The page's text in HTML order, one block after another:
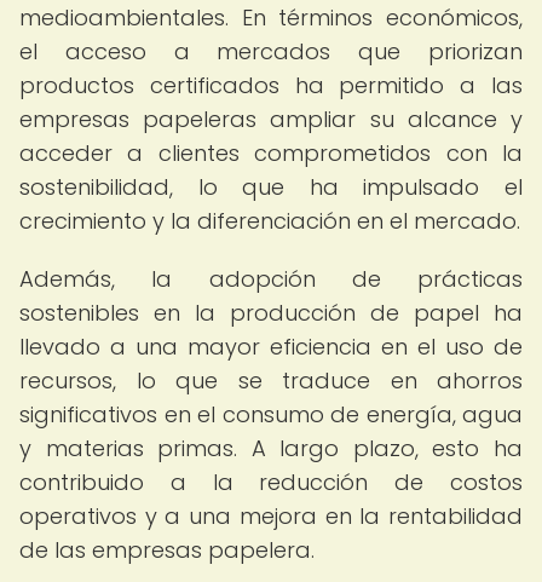
medioambientales. En términos económicos,
el acceso a mercados que priorizan
productos certificados ha permitido a las
empresas papeleras ampliar su alcance y
acceder a clientes comprometidos con la
sostenibilidad, lo que ha impulsado el
crecimiento y la diferenciación en el mercado.
Además, la adopción de prácticas
sostenibles en la producción de papel ha
llevado a una mayor eficiencia en el uso de
recursos, lo que se traduce en ahorros
significativos en el consumo de energía, agua
y materias primas. A largo plazo, esto ha
contribuido a la reducción de costos
operativos y a una mejora en la rentabilidad
de las empresas papelera.